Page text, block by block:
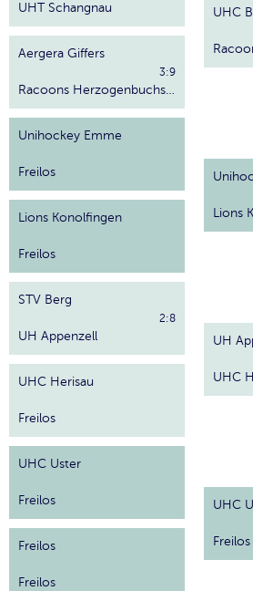
UHT Schangnau
Aergera Giffers
Racoons Herzogenbuchsee
3:9
Unihockey Emme
Freilos
Lions Konolfingen
Freilos
STV Berg
UH Appenzell
2:8
UHC Herisau
Freilos
UHC Uster
Freilos
Freilos
Freilos
UHC
Lions
UH
UHC
UHC
Freilos